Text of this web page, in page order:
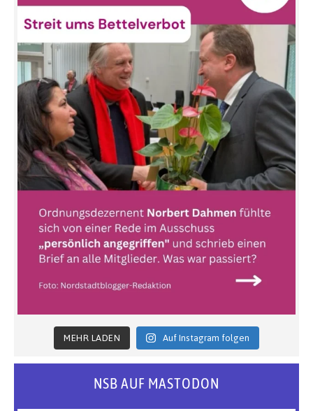
MEHR LADEN Auf Instagram folgen
NSB AUF MASTODON